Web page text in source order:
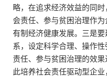
略，在追求经济效益的同
会责任、参与贫困治理作
有制经济健康发展。三是
系，设定科学合理、操作
责任、参与贫困治理的效
此培养社会责任驱动型企业